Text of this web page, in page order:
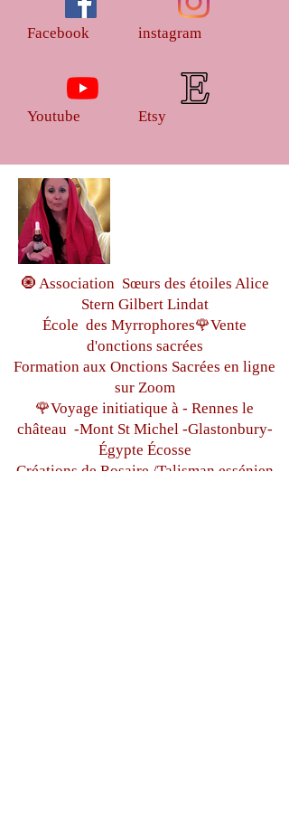
Facebook
Youtube
instagram
Etsy
🧿 Association Sœurs des étoiles Alice
Stern Gilbert Lindat
École des Myrrophores🌹Vente
d'onctions sacrées
Formation aux Onctions Sacrées en ligne
sur Zoom
🌹Voyage initiatique à - Rennes le
château -Mont St Michel -Glastonbury-
Égypte Écosse
Créations de Rosaire /Talisman essénien